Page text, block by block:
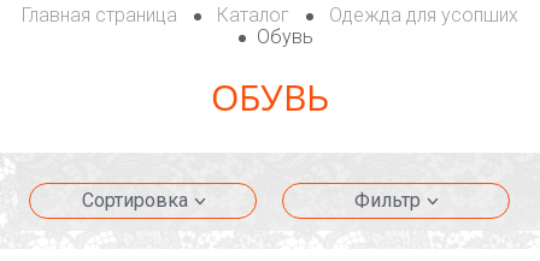
Главная страница Каталог
Одежда для усопших
Обувь
ОБУВЬ
Сортировка Фильтр